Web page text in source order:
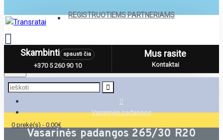
REGISTRUOTIEMS PARTNERIAMS
Menu
0 prekė(s) - 0.00€
Skambinti spausti čia
+370 5 260 90 10
Mus rasite
Kontaktai
Vasarinės padangos
Vasarinės padangos 265/30 R20